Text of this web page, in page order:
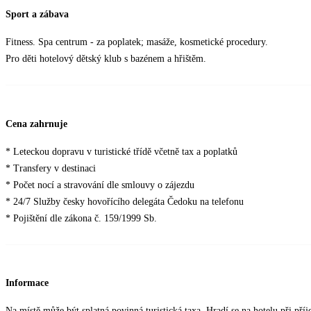
Sport a zábava
Fitness. Spa centrum - za poplatek; masáže, kosmetické procedury.
Pro děti hotelový dětský klub s bazénem a hřištěm.
Cena zahrnuje
* Leteckou dopravu v turistické třídě včetně tax a poplatků
* Transfery v destinaci
* Počet nocí a stravování dle smlouvy o zájezdu
* 24/7 Služby česky hovořícího delegáta Čedoku na telefonu
* Pojištění dle zákona č. 159/1999 Sb.
Informace